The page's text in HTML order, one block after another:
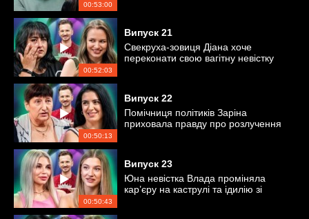
00:53:00
00:52:03
Випуск 21
Свекруха-зовиця Діана хоче
переконати свою вагітну невістку
00:50:13
Випуск 22
Помічниця політиків Заріна
приховала правду про розлучення
00:50:43
Випуск 23
Юна невістка Влада проміняла
кар’єру на каструлі та ідилію зі